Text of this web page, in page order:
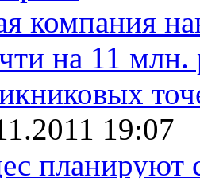
компания
на 11 млн.
19:07
планируют